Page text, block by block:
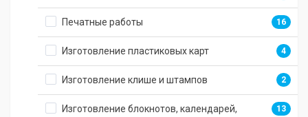
Печатные работы 16
Изготовление пластиковых карт 4
Изготовление клише и штампов 2
Изготовление блокнотов, календарей,
13